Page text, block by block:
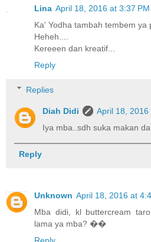
Lina April 18, 2016 at 3:37 PM
Ka' Yodha tambah tembem ya
Heheh....
Kereeen dan kreatif...
Reply
Replies
Diah Didi
April 18, 2016
Iya mba..sdh suka makan
Reply
Unknown April 18, 2016 at
Mba didi, kl buttercream
lama ya mba? ��